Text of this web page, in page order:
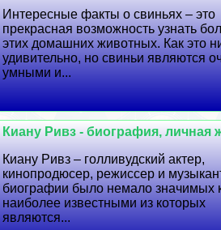
Интересные факты о свиньях – это
прекрасная возможность узнать
этих домашних животных. Как это
удивительно, но свиньи являются
умными и...
Киану Ривз - биография, личная
Киану Ривз – голливудский актер,
кинопродюсер, режиссер и
биографии было немало значимых
наиболее известными из которых
являются...